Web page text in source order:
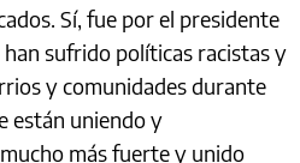
Sí, fue por el presidente
sufrido políticas racistas y
y comunidades durante
están uniendo y
más fuerte y unido